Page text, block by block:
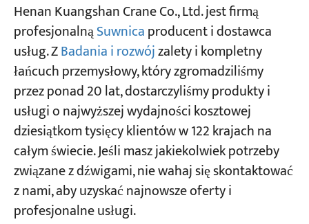
Henan Kuangshan Crane Co., Ltd. jest firmą
profesjonalnąSuwnicaproducent i dostawca
usług. ZBadania i rozwójzalety i kompletny
łańcuch przemysłowy, który zgromadziliśmy
przez ponad 20 lat, dostarczyliśmy produkty i
usługi o najwyższej wydajności kosztowej
dziesiątkom tysięcy klientów w 122 krajach na
całym świecie. Jeśli masz jakiekolwiek potrzeby
związane z dźwigami, nie wahaj się skontaktować
z nami, aby uzyskać najnowsze oferty i
profesjonalne usługi.